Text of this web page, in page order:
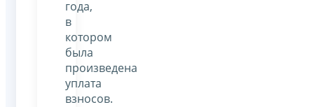
года,
в
котором
была
произведена
уплата
взносов.